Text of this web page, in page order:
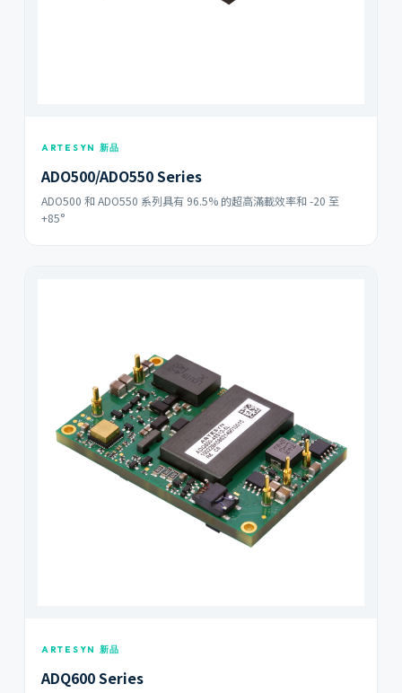
ARTESYN 新品
ADO500/ADO550 Series
ADO500 和 ADO550 系列具有 96.5% 的超高滿載效率和 -20 至
+85°
ARTESYN 新品
ADQ600 Series